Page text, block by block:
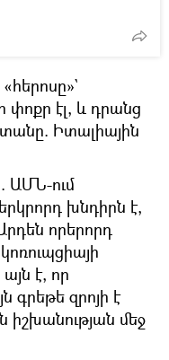
փոքր էլ, և դրանց
Իտալիային
ԱՄՆ-ում
խնդիրն է,
որերորդ
է, որ
գրեթե զրոյի է
իշխանության մեջ